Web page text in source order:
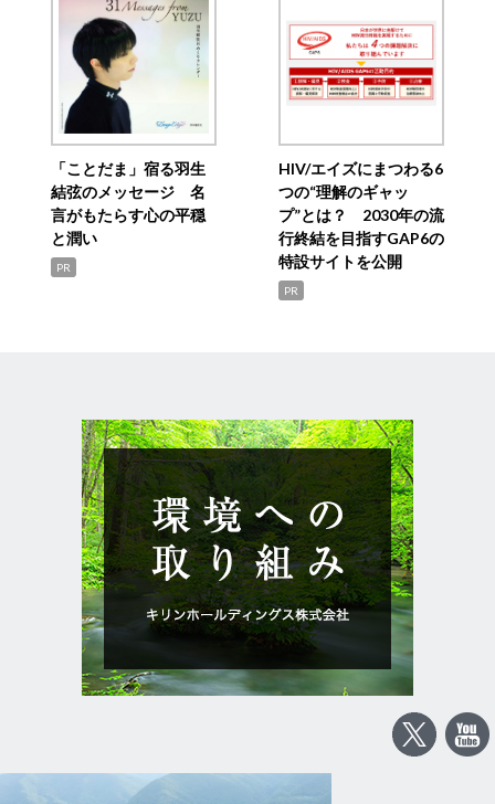
「ことだま」宿る羽生
結弦のメッセージ 名
言がもたらす心の平穏
と潤い
PR
HIV/エイズにまつわる6
つの“理解のギャッ
プ”とは？ 2030年の流
行終結を目指すGAP6の
特設サイトを公開
PR